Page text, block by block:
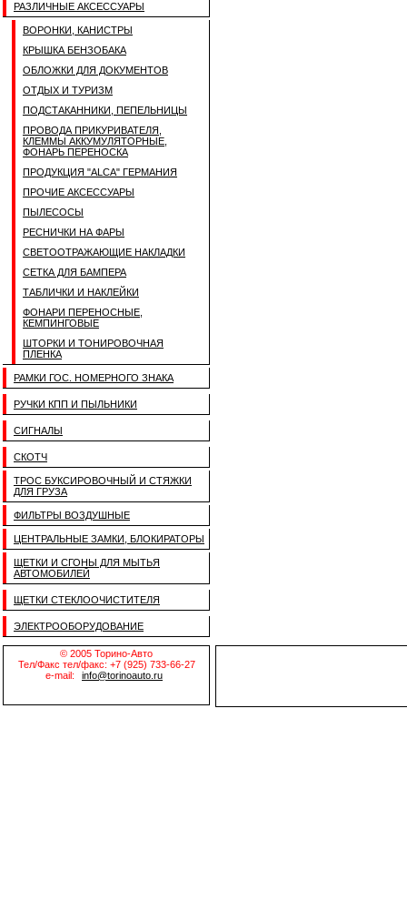
РАЗЛИЧНЫЕ АКСЕССУАРЫ
ВОРОНКИ, КАНИСТРЫ
КРЫШКА БЕНЗОБАКА
ОБЛОЖКИ ДЛЯ ДОКУМЕНТОВ
ОТДЫХ И ТУРИЗМ
ПОДСТАКАННИКИ, ПЕПЕЛЬНИЦЫ
ПРОВОДА ПРИКУРИВАТЕЛЯ,
КЛЕММЫ АККУМУЛЯТОРНЫЕ,
ФОНАРЬ ПЕРЕНОСКА
ПРОДУКЦИЯ "ALCA" ГЕРМАНИЯ
ПРОЧИЕ АКСЕССУАРЫ
ПЫЛЕСОСЫ
РЕСНИЧКИ НА ФАРЫ
СВЕТООТРАЖАЮЩИЕ НАКЛАДКИ
СЕТКА ДЛЯ БАМПЕРА
ТАБЛИЧКИ И НАКЛЕЙКИ
ФОНАРИ ПЕРЕНОСНЫЕ,
КЕМПИНГОВЫЕ
ШТОРКИ И ТОНИРОВОЧНАЯ
ПЛЕНКА
РАМКИ ГОС. НОМЕРНОГО ЗНАКА
РУЧКИ КПП И ПЫЛЬНИКИ
СИГНАЛЫ
СКОТЧ
ТРОС БУКСИРОВОЧНЫЙ И СТЯЖКИ
ДЛЯ ГРУЗА
ФИЛЬТРЫ ВОЗДУШНЫЕ
ЦЕНТРАЛЬНЫЕ ЗАМКИ, БЛОКИРАТОРЫ
ЩЕТКИ И СГОНЫ ДЛЯ МЫТЬЯ
АВТОМОБИЛЕЙ
ЩЕТКИ СТЕКЛООЧИСТИТЕЛЯ
ЭЛЕКТРООБОРУДОВАНИЕ
© 2005 Торино-Авто
Тел/Факс тел/факс: +7 (925) 733-66-27
e-mail:
info@torinoauto.ru